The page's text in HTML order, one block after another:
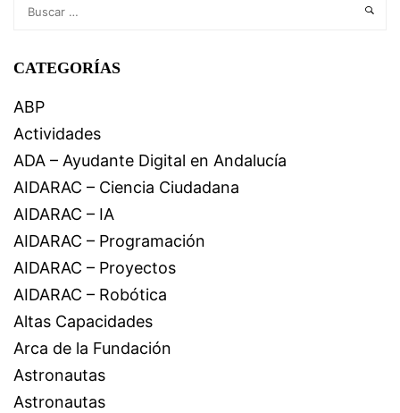
CATEGORÍAS
ABP
Actividades
ADA – Ayudante Digital en Andalucía
AIDARAC – Ciencia Ciudadana
AIDARAC – IA
AIDARAC – Programación
AIDARAC – Proyectos
AIDARAC – Robótica
Altas Capacidades
Arca de la Fundación
Astronautas
Astronautas